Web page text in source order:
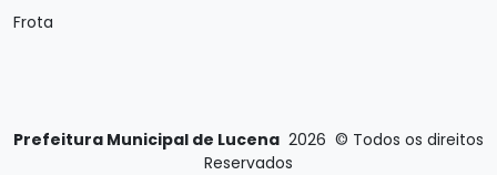
Frota
Prefeitura Municipal de Lucena 2026 © Todos os direitos
Reservados